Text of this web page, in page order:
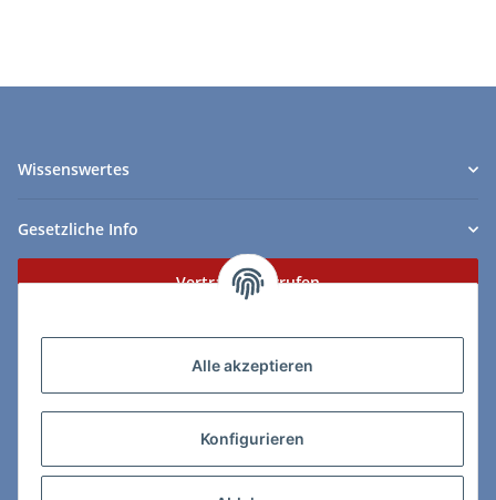
Alle akzeptieren
Konfigurieren
Wissenswertes
Gesetzliche Info
Vertrag widerrufen